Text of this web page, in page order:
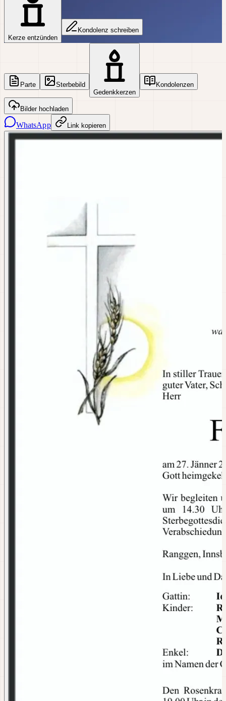
Kerze entzünden
Kondolenz schreiben
Parte
Sterbebild
Gedenkkerzen
Kondolenzen
Bilder hochladen
WhatsApp Link kopieren